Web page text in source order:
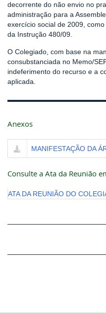
decorrente do não envio no
administração para a
exercício social de 2009,
da Instrução 480/09.
O Colegiado, com base na
consubstanciada no Memo/
indeferimento do recurso e a
aplicada.
Anexos
MANIFESTAÇÃO DA
Consulte a Ata da Reunião
ATA DA REUNIÃO DO